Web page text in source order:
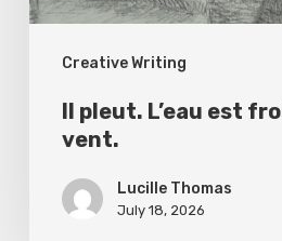
Creative Writing
du
vent.
Il pleut. L’eau est
vent.
Lucille Thomas
July 18, 2026